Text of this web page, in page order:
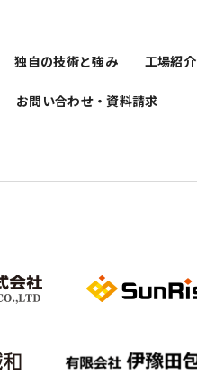
独自の技術と強み 工場紹介
お問い合わせ・資料請求